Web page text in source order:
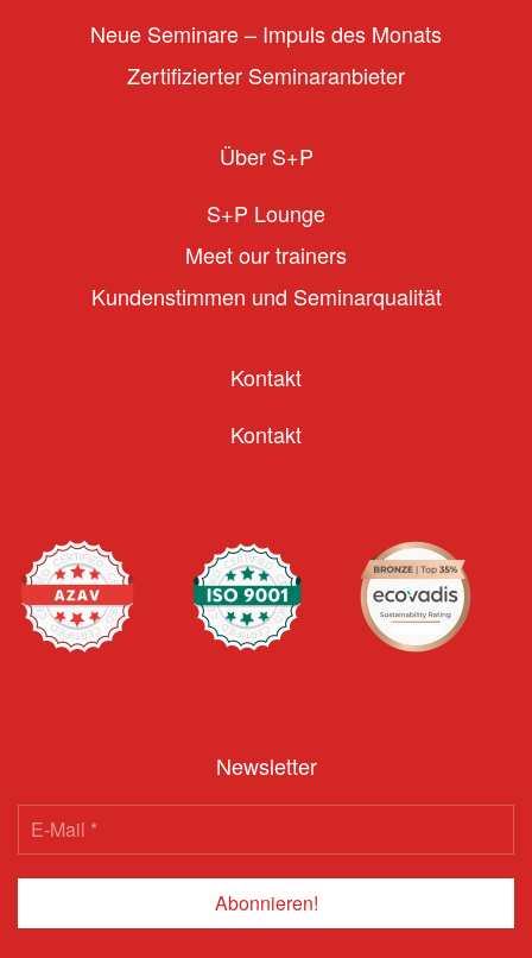
Neue Seminare – Impuls des Monats
Zertifizierter Seminaranbieter
Über S+P
S+P Lounge
Meet our trainers
Kundenstimmen und Seminarqualität
Kontakt
Kontakt
Newsletter